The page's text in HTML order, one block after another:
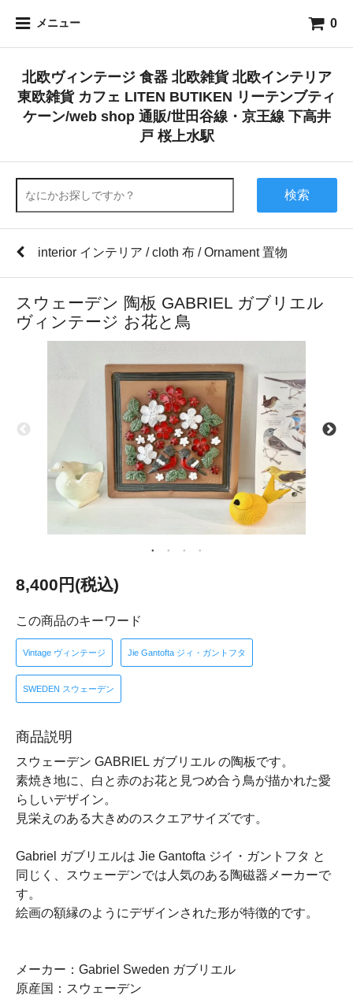
メニュー 0
北欧ヴィンテージ 食器 北欧雑貨 北欧インテリア
東欧雑貨 カフェ LITEN BUTIKEN リーテンブティ
ケーン/web shop 通販/世田谷線・京王線 下高井
戸 桜上水駅
検索
interior インテリア / cloth 布 / Ornament 置物
スウェーデン 陶板 GABRIEL ガブリエル
ヴィンテージ お花と鳥
8,400円(税込)
この商品のキーワード
Vintage ヴィンテージ Jie Gantofta ジィ・ガントフタ
SWEDEN スウェーデン
商品説明
スウェーデン GABRIEL ガブリエル の陶板です。
素焼き地に、白と赤のお花と見つめ合う鳥が描かれた愛
らしいデザイン。
見栄えのある大きめのスクエアサイズです。
Gabriel ガブリエルは Jie Gantofta ジイ・ガントフタ と
同じく、スウェーデンでは人気のある陶磁器メーカーで
す。
絵画の額縁のようにデザインされた形が特徴的です。
メーカー：Gabriel Sweden ガブリエル
原産国：スウェーデン